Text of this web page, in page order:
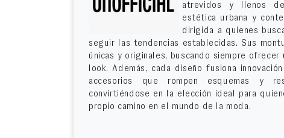
atrevidos y llenos
estética urbana y
dirigida a quienes
seguir las tendencias establecidas. Sus
únicas y originales, buscando siempre
look. Además, cada diseño fusiona
accesorios que rompen esquemas y
convirtiéndose en la elección ideal para
propio camino en el mundo de la moda.